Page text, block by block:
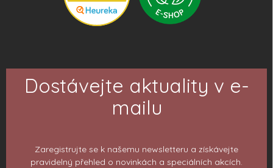
Dostávejte aktuality v e-
mailu
Zaregistrujte se k našemu newsletteru a získávejte
pravidelný přehled o novinkách a speciálních akcích.